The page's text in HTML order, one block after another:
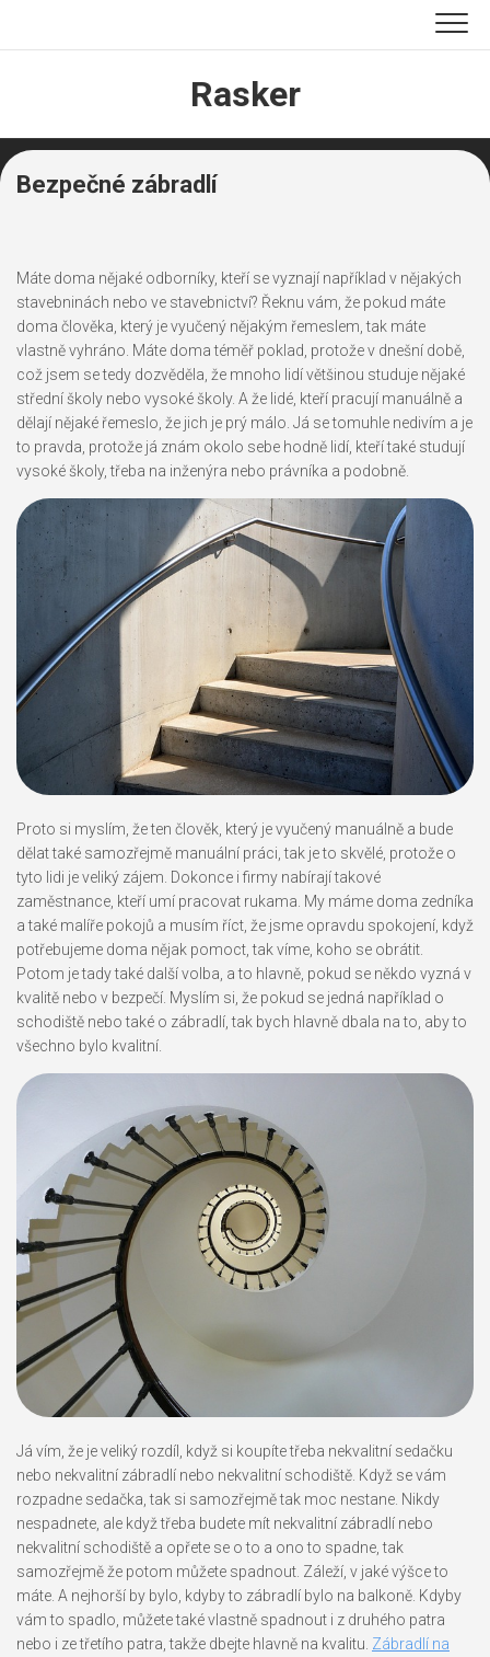
Rasker
Bezpečné zábradlí
Máte doma nějaké odborníky, kteří se vyznají například v nějakých
stavebninách nebo ve stavebnictví? Řeknu vám, že pokud máte
doma člověka, který je vyučený nějakým řemeslem, tak máte
vlastně vyhráno. Máte doma téměř poklad, protože v dnešní době,
což jsem se tedy dozvěděla, že mnoho lidí většinou studuje nějaké
střední školy nebo vysoké školy. A že lidé, kteří pracují manuálně a
dělají nějaké řemeslo, že jich je prý málo. Já se tomuhle nedivím a je
to pravda, protože já znám okolo sebe hodně lidí, kteří také studují
vysoké školy, třeba na inženýra nebo právníka a podobně.
Proto si myslím, že ten člověk, který je vyučený manuálně a bude
dělat také samozřejmě manuální práci, tak je to skvělé, protože o
tyto lidi je veliký zájem. Dokonce i firmy nabírají takové
zaměstnance, kteří umí pracovat rukama. My máme doma zedníka
a také malíře pokojů a musím říct, že jsme opravdu spokojení, když
potřebujeme doma nějak pomoct, tak víme, koho se obrátit.
Potom je tady také další volba, a to hlavně, pokud se někdo vyzná v
kvalitě nebo v bezpečí. Myslím si, že pokud se jedná například o
schodiště nebo také o zábradlí, tak bych hlavně dbala na to, aby to
všechno bylo kvalitní.
Já vím, že je veliký rozdíl, když si koupíte třeba nekvalitní sedačku
nebo nekvalitní zábradlí nebo nekvalitní schodiště. Když se vám
rozpadne sedačka, tak si samozřejmě tak moc nestane. Nikdy
nespadnete, ale když třeba budete mít nekvalitní zábradlí nebo
nekvalitní schodiště a opřete se o to a ono to spadne, tak
samozřejmě že potom můžete spadnout. Záleží, v jaké výšce to
máte. A nejhorší by bylo, kdyby to zábradlí bylo na balkoně. Kdyby
vám to spadlo, můžete také vlastně spadnout i z druhého patra
nebo i ze třetího patra, takže dbejte hlavně na kvalitu. Zábradlí na